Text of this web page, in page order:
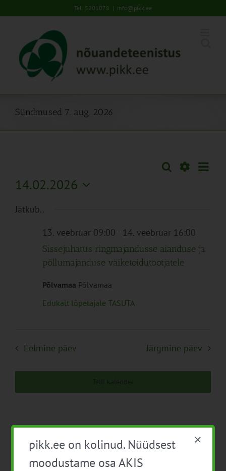
to
Tel: 5201078 | info@pikk.ee
Sündmused 7. aug. 2026
Sündmused
Navigation
Otsi Päev
14.02.2026
kuupäev.
Jätkub..
13. veebruar 09:00 - 14. veebruar 16:00
Sissejuhatus ringmajandusse aianduse ja
põllumajanduse väiketoidutootjatele
Põlvamaa Põlvamaa
Edukalt lõpetajale TASUTA
Eelmine päev Järgmine päev
pikk.ee on kolinud. Nüüdsest
moodustame osa AKIS